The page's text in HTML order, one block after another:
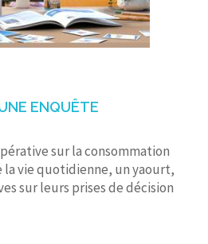
ENQUÊTE
sur la consommation
vie quotidienne, un yaourt,
sur leurs prises de décision